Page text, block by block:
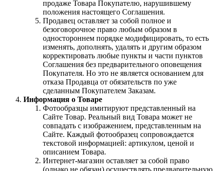
продаже Товара Покупателю, нарушившему
положения настоящего Соглашения.
Продавец оставляет за собой полное и
безоговорочное право любым образом в
одностороннем порядке модифицировать, то есть
изменять, дополнять, удалять и другим образом
корректировать любые пункты и части пунктов
Соглашения без предварительного оповещения
Покупателя. Но это не является основанием для
отказа Продавца от обязательств по уже
сделанным Покупателем Заказам.
Информация о Товаре
Фотообразцы имитируют представленный на
Сайте Товар. Реальный вид Товара может не
совпадать с изображением, представленным на
Сайте. Каждый фотообразец сопровождается
текстовой информацией: артикулом, ценой и
описанием Товара.
Интернет-магазин оставляет за собой право
(однако не обязан) осуществлять предварительную